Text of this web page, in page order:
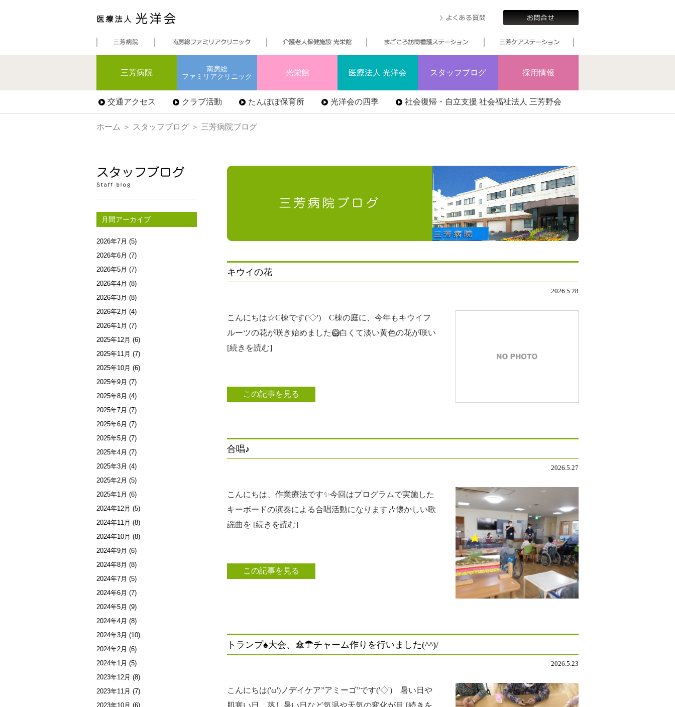
三芳病院
南房総
ファミリアクリニック
光栄館 医療法人 光洋会 スタッフブログ 採用情報
交通アクセス クラブ活動 たんぽぽ保育所 光洋会の四季 社会復帰・自立支援 社会福祉法人 三芳野会
ホーム ＞ スタッフブログ ＞ 三芳病院ブログ
月間アーカイブ
2026年7月 (5)
2026年6月 (7)
2026年5月 (7)
2026年4月 (8)
2026年3月 (8)
2026年2月 (4)
2026年1月 (7)
2025年12月 (6)
2025年11月 (7)
2025年10月 (6)
2025年9月 (7)
2025年8月 (4)
2025年7月 (7)
2025年6月 (7)
2025年5月 (7)
2025年4月 (7)
2025年3月 (4)
2025年2月 (5)
2025年1月 (6)
2024年12月 (5)
2024年11月 (8)
2024年10月 (8)
2024年9月 (6)
2024年8月 (8)
2024年7月 (5)
2024年6月 (7)
2024年5月 (9)
2024年4月 (8)
2024年3月 (10)
2024年2月 (6)
2024年1月 (5)
2023年12月 (8)
2023年11月 (7)
2023年10月 (6)
キウイの花
2026.5.28
こんにちは☆C棟です('◇')ゞC棟の庭に、今年もキウイフ
ルーツの花が咲き始めました🥝白くて淡い黄色の花が咲い
[続きを読む]
この記事を見る
合唱♪
2026.5.27
こんにちは、作業療法です✨今回はプログラムで実施した
キーボードの演奏による合唱活動になります🎶懐かしい歌
謡曲を [続きを読む]
この記事を見る
トランプ♠大会、傘☂チャーム作りを行いました(^^)/
2026.5.23
こんにちは('ω')ノデイケア”アミーゴ”です('◇')ゞ暑い日や
肌寒い日、蒸し暑い日など気温や天気の変化が目 [続きを